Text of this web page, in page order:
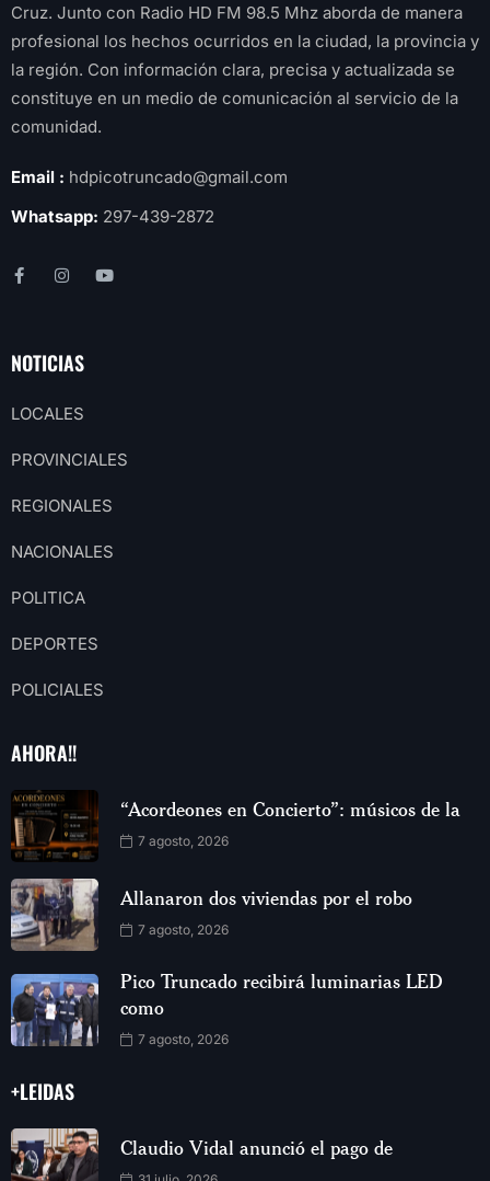
Cruz. Junto con Radio HD FM 98.5 Mhz aborda de manera
profesional los hechos ocurridos en la ciudad, la provincia y
la región. Con información clara, precisa y actualizada se
constituye en un medio de comunicación al servicio de la
comunidad.
Email : hdpicotruncado@gmail.com
Whatsapp: 297-439-2872
NOTICIAS
LOCALES
PROVINCIALES
REGIONALES
NACIONALES
POLITICA
DEPORTES
POLICIALES
AHORA!!
“Acordeones en Concierto”: músicos de la
7 agosto, 2026
Allanaron dos viviendas por el robo
7 agosto, 2026
Pico Truncado recibirá luminarias LED
como
7 agosto, 2026
+LEIDAS
Claudio Vidal anunció el pago de